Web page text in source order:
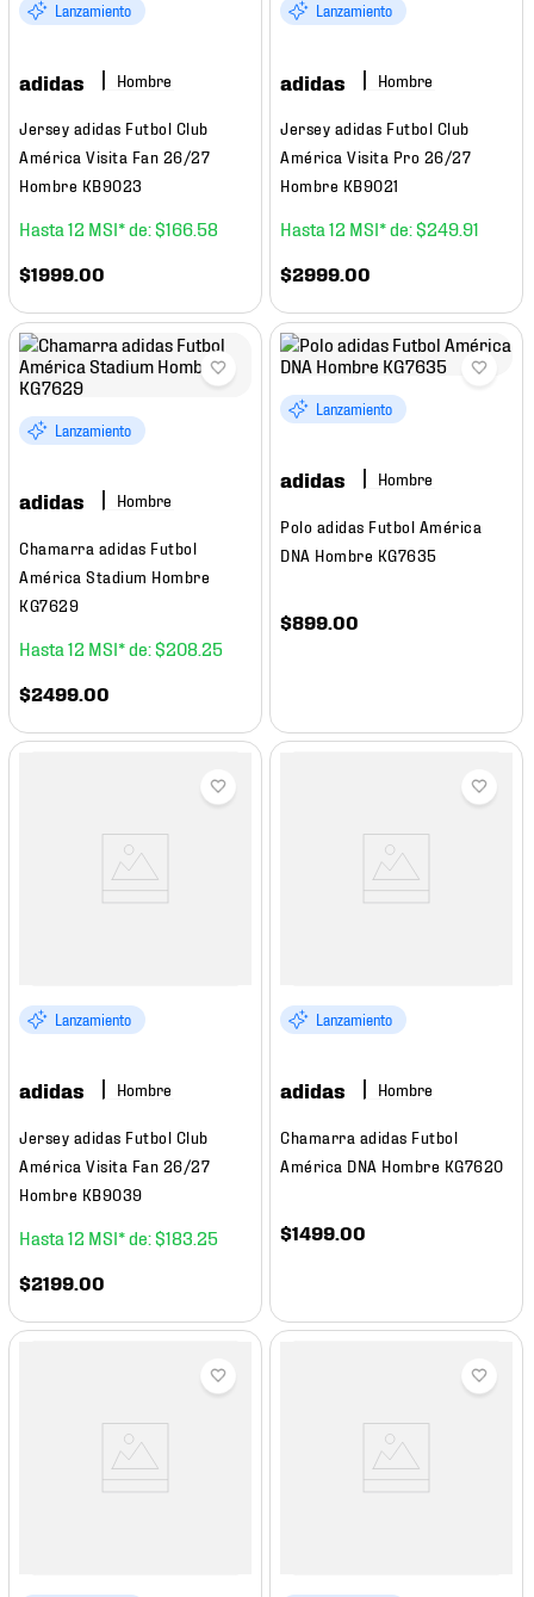
Lanzamiento
adidas Hombre
Jersey adidas Futbol Club
América Visita Fan 26/27
Hombre KB9023
12 $166 58
$1999.00
Lanzamiento
adidas Hombre
Jersey adidas Futbol Club
América Visita Pro 26/27
Hombre KB9021
12 $249 91
$2999.00
Lanzamiento
adidas Hombre
Chamarra adidas Futbol
América Stadium Hombre
KG7629
12 $208 25
$2499 .00
Lanzamiento
adidas Hombre
Polo adidas Futbol América
DNA Hombre KG7635
$899 .00
Lanzamiento
adidas Hombre
Jersey adidas Futbol Club
América Visita Fan 26/27
Hombre KB9039
12 $183 25
$2199 .00
Lanzamiento
adidas Hombre
Chamarra adidas Futbol
América DNA Hombre KG7620
$1499 .00
7.
mochilas
9.
tenis niño
10. tenis nike